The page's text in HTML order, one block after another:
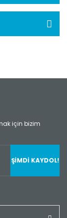
için bizim
ŞİMDİ KAYDOL!